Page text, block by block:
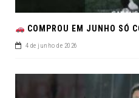
COMPROU EM JUNHO SÓ COMEÇA A PAGAR
4 de junho de 2026